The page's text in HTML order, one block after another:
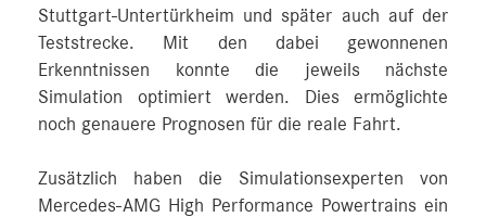
Stuttgart‑Untertürkheim und später auch auf der
Teststrecke. Mit den dabei gewonnenen
Erkenntnissen konnte die jeweils nächste
Simulation optimiert werden. Dies ermöglichte
noch genauere Prognosen für die reale Fahrt.
Zusätzlich haben die Simulationsexperten von
Mercedes‑AMG High Performance Powertrains ein